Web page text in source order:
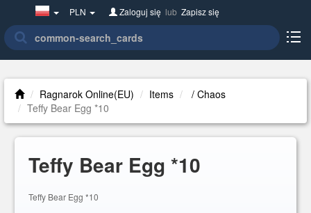
Poland(w
PLN Zaloguj się lubZapisz się
Ragnarok Online(EU) Items
/ Chaos
Teffy Bear Egg *10
Teffy Bear Egg *10
Teffy Bear Egg *10